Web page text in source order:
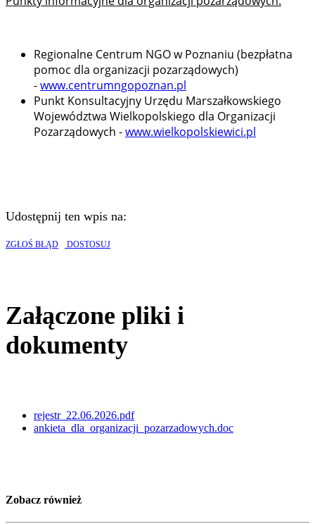
Regionalne Centrum NGO w Poznaniu (bezpłatna
pomoc dla organizacji pozarządowych)
-www.centrumngopoznan.pl
Punkt Konsultacyjny Urzędu Marszałkowskiego
Województwa Wielkopolskiego dla Organizacji
Pozarządowych -www.wielkopolskiewici.pl
Udostępnij ten wpis na:
ZGŁOŚ BŁĄD DOSTOSUJ
Załączone pliki i
dokumenty
rejestr_22.06.2026.pdf
ankieta_dla_organizacji_pozarzadowych.doc
Zobacz również